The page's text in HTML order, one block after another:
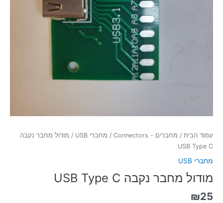
עמוד הבית / מחברים - Connectors / מחברי USB
/ מודול מחבר נקבה
USB Type C
מחברי USB
מודול מחבר נקבה USB Type C
₪25